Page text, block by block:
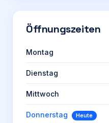
Öffnungszeiten
Montag
Dienstag
Mittwoch
Donnerstag Heute